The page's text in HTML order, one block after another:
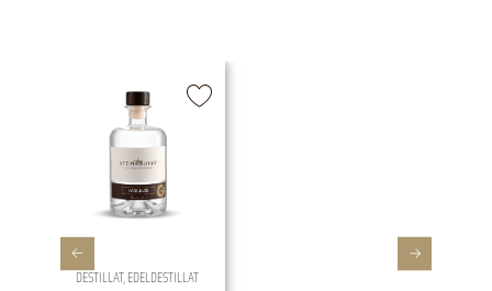
DESTILLAT,EDELDESTILLAT